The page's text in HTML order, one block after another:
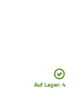
Auf Lager: 4